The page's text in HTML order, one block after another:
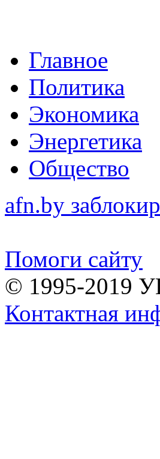
Главное
Политика
Экономика
Энергетика
Общество
afn.by
Помоги сайту
© 1995-2019
Контактная